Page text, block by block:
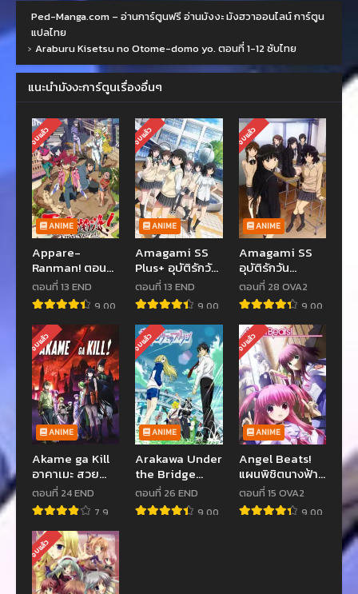
Ped-Manga.com – อ่านการ์ตูนฟรี อ่านมังงะ มังฮวาออนไลน์ การ์ตูน
แปลไทย
› Araburu Kisetsu no Otome-domo yo. ตอนที่ 1-12 ซับไทย
แนะนำมังงะการ์ตูนเรื่องอื่นๆ
จบแล้ว
ANIME
Appare-
Ranman! ตอนที่
1-13 ซับไทย
ตอนที่ 13 END
9.00
จบแล้ว
ANIME
Amagami SS
Plus+ อุบัติรักวัน
คริสต์มาส ภาค2
ตอนที่ 13 END
9.00
จบแล้ว
ANIME
Amagami SS
อุบัติรักวัน
คริสต์มาส ภาค1
ตอนที่ 1-26
พากย์ไทย
ตอนที่ 28 OVA2
9.00
จบแล้ว
ANIME
Akame ga Kill
อาคาเมะ สวย
สังหาร ตอนที่ 1-
24 ซับไทย
ตอนที่ 24 END
7.9
จบแล้ว
ANIME
Arakawa Under
the Bridge
SS1-SS2 หนุ่ม
จริงจังกับสาว
ติ๊งต๊อง ซับไทย
ตอนที่ 26 END
9.00
จบแล้ว
ANIME
Angel Beats!
แผนพิชิตนางฟ้า
ตอนที่ 1-13+OVA
ซับไทย
ตอนที่ 15 OVA2
9.00
จบแล้ว